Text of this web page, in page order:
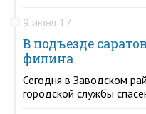
9 июня 17
В подъезде
филина
Сегодня в Заводском
городской службы